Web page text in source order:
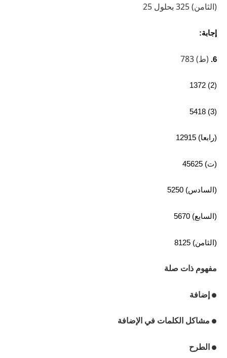
(الثامن) 325 بحلول 25
إجابة:
6. (ط) 783
(2) 1372
(3) 5418
(رابعا) 12915
(ت) 45625
(السادس) 5250
(السابع) 5670
(الثامن) 8125
مفهوم ذات صلة
● إضافة
● مشاكل الكلمات في الإضافة
● الطرح